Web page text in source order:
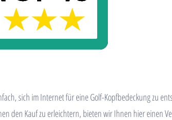
sich im Internet für eine Golf-Kopfbedeckung zu
den Kauf zu erleichtern, bieten wir Ihnen hier einen